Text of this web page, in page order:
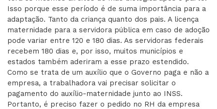
Isso porque esse período é de suma importância para a
adaptação. Tanto da criança quanto dos pais. A licença
maternidade para a servidora pública em caso de adoção
pode variar entre 120 e 180 dias. As servidoras federais
recebem 180 dias e, por isso, muitos municípios e
estados também aderiram a esse prazo estendido.
Como se trata de um auxílio que o Governo paga e não a
empresa, a trabalhadora vai precisar solicitar o
pagamento do auxílio-maternidade junto ao INSS.
Portanto, é preciso fazer o pedido no RH da empresa